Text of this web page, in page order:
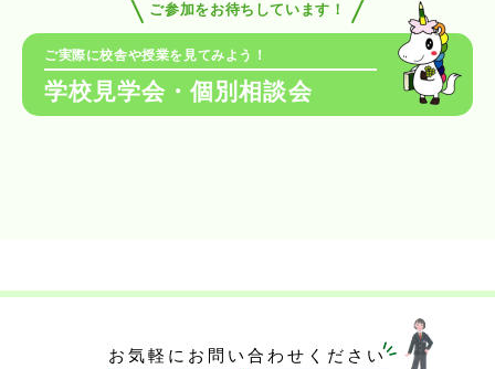
ご参加をお待ちしています！
ご実際に校舎や授業を見てみよう！
学校見学会・個別相談会
お気軽にお問い合わせください